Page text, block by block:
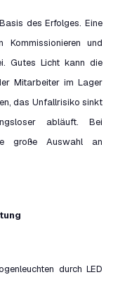
des Erfolges. Eine
und
Gutes Licht kann die
Mitarbeiter im Lager
das Unfallrisiko sinkt
abläuft. Bei
große Auswahl an
durch LED